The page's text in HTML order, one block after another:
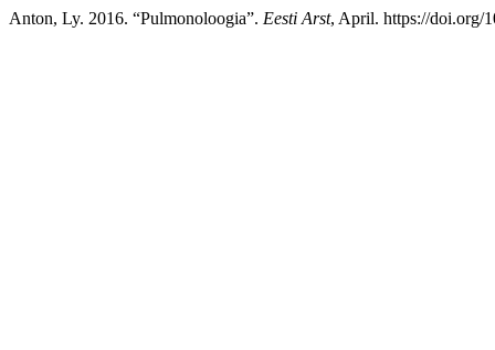
Anton, Ly. 2016. “Pulmonoloogia”. Eesti Arst, April. https://doi.org/